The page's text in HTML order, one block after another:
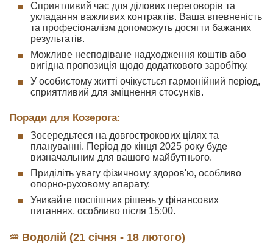
Сприятливий час для ділових переговорів та
укладання важливих контрактів. Ваша впевненість
та професіоналізм допоможуть досягти бажаних
результатів.
Можливе несподіване надходження коштів або
вигідна пропозиція щодо додаткового заробітку.
У особистому житті очікується гармонійний період,
сприятливий для зміцнення стосунків.
Поради для Козерога:
Зосередьтеся на довгострокових цілях та
плануванні. Період до кінця 2025 року буде
визначальним для вашого майбутнього.
Приділіть увагу фізичному здоров'ю, особливо
опорно-руховому апарату.
Уникайте поспішних рішень у фінансових
питаннях, особливо після 15:00.
♒ Водолій (21 січня - 18 лютого)